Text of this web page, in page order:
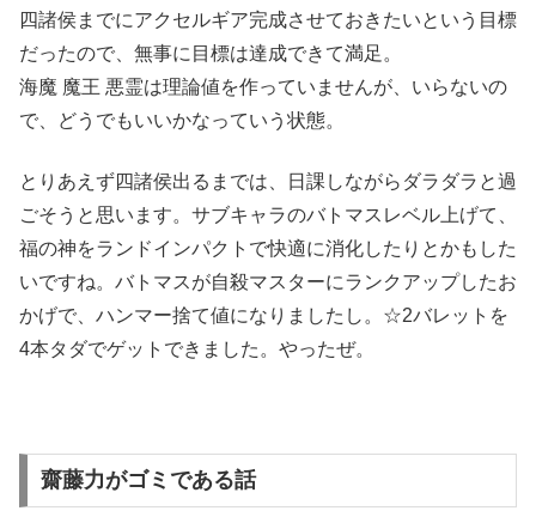
四諸侯までにアクセルギア完成させておきたいという目標
だったので、無事に目標は達成できて満足。
海魔 魔王 悪霊は理論値を作っていませんが、いらないの
で、どうでもいいかなっていう状態。
とりあえず四諸侯出るまでは、日課しながらダラダラと過
ごそうと思います。サブキャラのバトマスレベル上げて、
福の神をランドインパクトで快適に消化したりとかもした
いですね。バトマスが自殺マスターにランクアップしたお
かげで、ハンマー捨て値になりましたし。☆2バレットを
4本タダでゲットできました。やったぜ。
齋藤力がゴミである話